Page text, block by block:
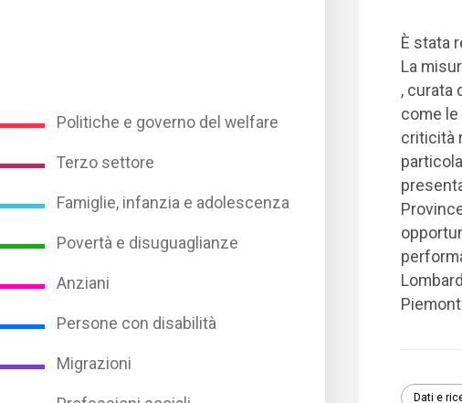
Politiche e governo del welfare
Terzo settore
Famiglie, infanzia e adolescenza
Povertà e disuguaglianze
Anziani
Persone con disabilità
Migrazioni
È stata
La
, curata
come
criticità
Dati e